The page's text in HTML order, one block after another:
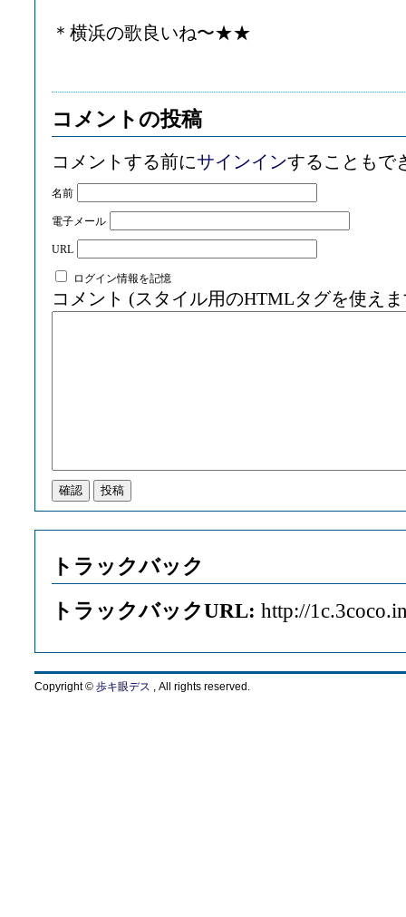
＊横浜の歌良いね〜★★
コメントの投稿
コメントする前にサインインすることもで
名前
電子メール
URL
ログイン情報を記憶
コメント (スタイル用のHTMLタグを使え
トラックバック
トラックバックURL: http://
Copyright © 歩キ眼デス , All rights reserved.